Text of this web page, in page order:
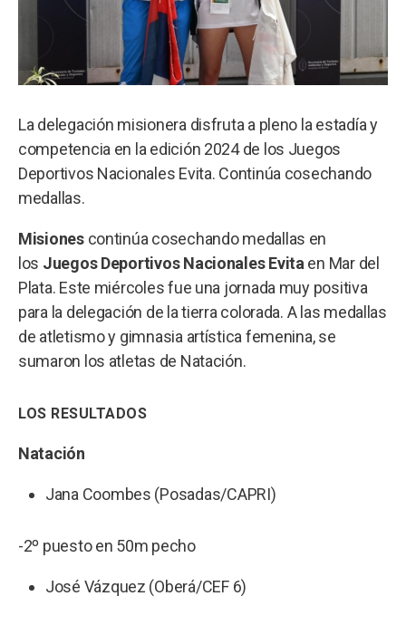
La delegación misionera disfruta a pleno la estadía y
competencia en la edición 2024 de los Juegos
Deportivos Nacionales Evita. Continúa cosechando
medallas.
Misionescontinúa cosechando medallas en
los Juegos Deportivos Nacionales Evita en Mar del
Plata. Este miércoles fue una jornada muy positiva
para la delegación de la tierra colorada. A las medallas
de atletismo y gimnasia artística femenina, se
sumaron los atletas de Natación.
LOS RESULTADOS
Natación
Jana Coombes (Posadas/CAPRI)
-2º puesto en 50m pecho
José Vázquez (Oberá/CEF 6)